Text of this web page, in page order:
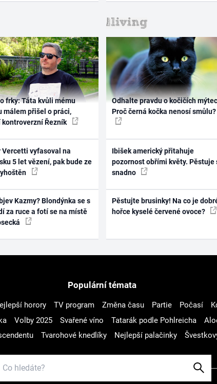
frky: Táta kvůli mému
málem přišel o práci,
kontroverzní Řezník
Vercetti vyfasoval na
5 let vězení, pak bude ze
Kazmy? Blondýnka se s
za ruce a fotí se na místě
Odhalte pravdu o kočičích
Proč černá kočka nenosí smůlu?
Ibišek americký přitahuje
pozornost obřími květy. Pěstuje
snadno
Pěstujte brusinky! Na co je
hořce kyselé červené ovoce?
Populární témata
horory TV program Změna času Partie Počasí
Volby 2025 Svařené víno Tatarák podle Pohlreicha
Tvarohové knedlíky Nejlepší palačinky